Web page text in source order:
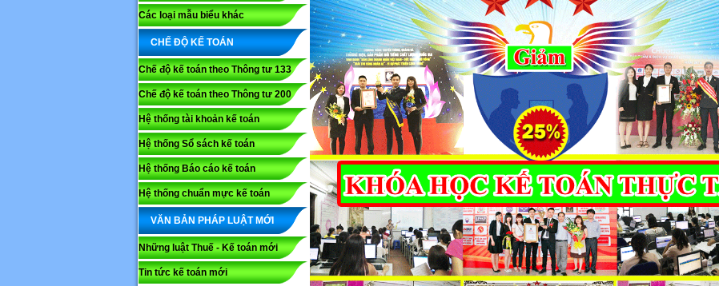
Các loại mẫu biểu khác
CHẾ ĐỘ KẾ TOÁN
Chế độ kế toán theo Thông tư 133
Chế độ kế toán theo Thông tư 200
Hệ thống tài khoản kế toán
Hệ thống Sổ sách kế toán
Hệ thống Báo cáo kế toán
Hệ thống chuẩn mực kế toán
VĂN BẢN PHÁP LUẬT MỚI
Những luật Thuế - Kế toán mới
Tin tức kế toán mới